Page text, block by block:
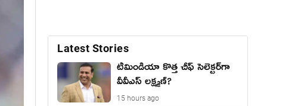
Latest Stories
టీమిండియా కొత్త చీఫ్ సెలెక్టర్‌గా
వీవీఎస్ లక్ష్మణ్?
15 hours ago